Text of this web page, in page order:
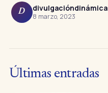
D divulgacióndinámica
8 marzo, 2023
Últimas entradas